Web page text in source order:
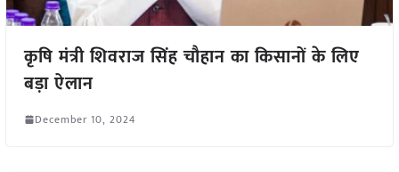
कृषि मंत्री शिवराज सिंह चौहान का किसानों के लिए
बड़ा ऐलान
December 10, 2024